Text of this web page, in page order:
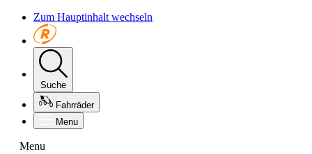
Zum Hauptinhalt wechseln
Suche
Fahrräder
Menu
Menu